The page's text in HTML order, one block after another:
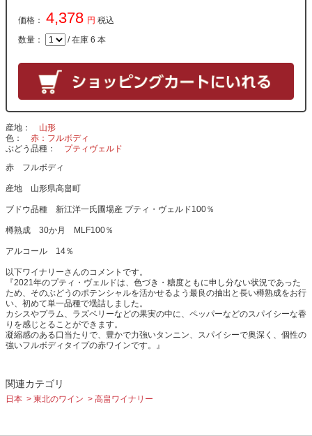
価格： 4,378 円 税込
数量： / 在庫 6 本
産地
山形
色
赤：フルボディ
ぶどう品種
プティヴェルド
赤 フルボディ
産地 山形県高畠町
ブドウ品種 新江洋一氏圃場産 プティ・ヴェルド100％
樽熟成 30か月 MLF100％
アルコール 14％
以下ワイナリーさんのコメントです。
『2021年のプティ・ヴェルドは、色づき・糖度ともに申し分ない状況であった
ため、そのぶどうのポテンシャルを活かせるよう最良の抽出と長い樽熟成をお行
い、初めて単一品種で壜詰しました。
カシスやプラム、ラズベリーなどの果実の中に、ペッパーなどのスパイシーな香
りを感じとることができます。
凝縮感のある口当たりで、豊かで力強いタンニン、スパイシーで奥深く、個性の
強いフルボディタイプの赤ワインです。』
関連カテゴリ
日本 東北のワイン 高畠ワイナリー